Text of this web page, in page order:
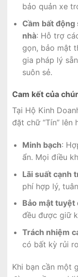
bảo quản xe
Cầm bất động
nhà: Hỗ trợ
gọn, bảo mật
gia pháp lý
suôn sẻ.
Cam kết của
Tại Hộ Kinh
đặt chữ “Tín” lên
Minh bạch:
ẩn. Mọi điều
Lãi suất cạnh
phí hợp lý,
Bảo mật tuyệt
đều được giữ
Trách nhiệm
có bất kỳ rủi
Khi bạn cần một